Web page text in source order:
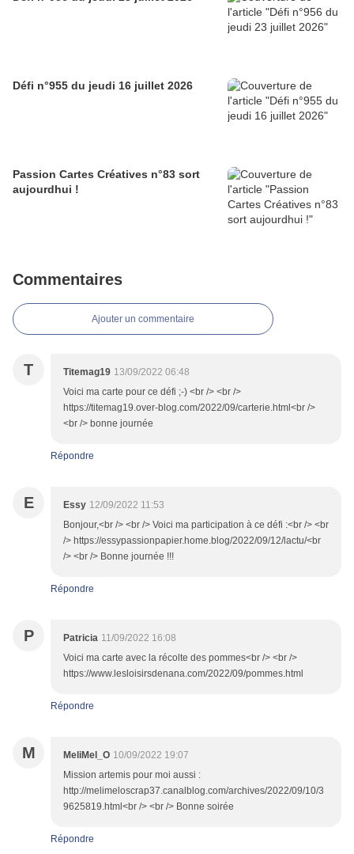
Défi n°955 du jeudi 16 juillet 2026
Passion Cartes Créatives n°83 sort
aujourdhui !
Commentaires
Ajouter un commentaire
T Titemag19 13/09/2022 06:48
Voici ma carte pour ce défi ;-) <br /> <br />
https://titemag19.over-blog.com/2022/09/carterie.html<br />
<br /> bonne journée
Répondre
E Essy 12/09/2022 11:53
Bonjour,<br /> <br /> Voici ma participation à ce défi :<br /> <br
/> https://essypassionpapier.home.blog/2022/09/12/lactu/<br
/> <br /> Bonne journée !!!
Répondre
P Patricia 11/09/2022 16:08
Voici ma carte avec la récolte des pommes<br /> <br />
https://www.lesloisirsdenana.com/2022/09/pommes.html
Répondre
M MeliMel_O 10/09/2022 19:07
Mission artemis pour moi aussi :
http://melimeloscrap37.canalblog.com/archives/2022/09/10/3
9625819.html<br /> <br /> Bonne soirée
Répondre